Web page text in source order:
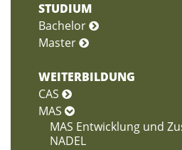
STUDIUM
Bachelor
Master
WEITERBILDUNG
CAS
MAS
MAS Entwicklung und
NADEL